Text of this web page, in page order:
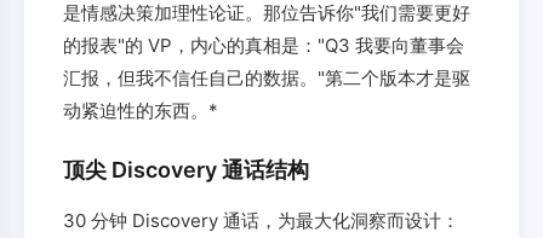
是情感决策加理性论证。那位告诉你"我们需要更好
的报表"的 VP，内心的真相是："Q3 我要向董事会
汇报，但我不信任自己的数据。"第二个版本才是驱
动紧迫性的东西。*
顶尖 Discovery 通话结构
30 分钟 Discovery 通话，为最大化洞察而设计：